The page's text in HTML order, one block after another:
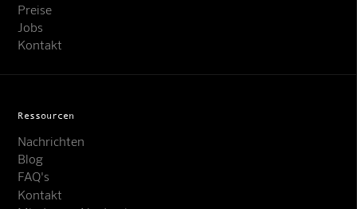
Preise
Jobs
Kontakt
Ressourcen
Nachrichten
Blog
FAQ's
Kontakt